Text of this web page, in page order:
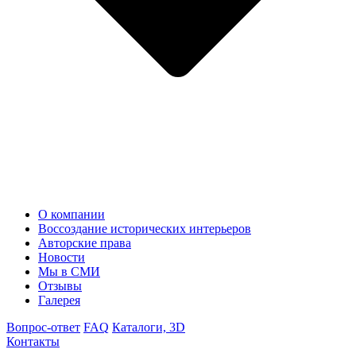
О компании
Воссоздание исторических интерьеров
Авторские права
Новости
Мы в СМИ
Отзывы
Галерея
Вопрос-ответ FAQ Каталоги, 3D
Контакты